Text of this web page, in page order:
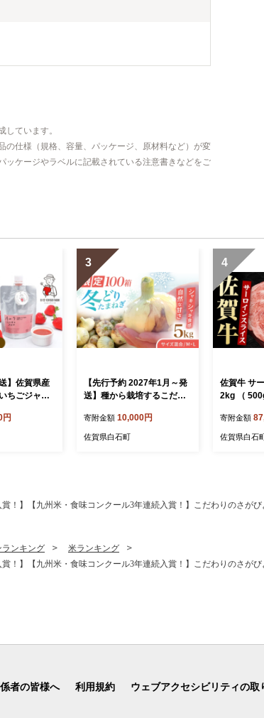
ています。
の仕様（規格、容量、パッケージ、原材料など）が変
ッケージやラベルに記載されている注意書きなどをご
】佐賀県産
ちごジャム
ごジャム イ
ご イチゴ
州産 佐賀県
円
3
【先行予約 2027年1月～発
送】種から栽培するこだわ
【藤武農産】 [IDM002]
寄附金額 10,000円
佐賀県白石町
4
佐賀牛 サ
2kg （
寄附金額
佐賀県白石
！】【九州米・食味コンクール3年連続入賞！】こだわりのさが
ランキング
米ランキング
！】【九州米・食味コンクール3年連続入賞！】こだわりのさが
者の皆様へ 利用規約 ウェブアクセシビリティの取